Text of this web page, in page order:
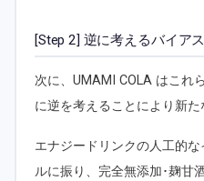
[Step 2] 逆に考えるバイア
次に、UMAMI COLA はこれ
に逆を考えることにより新た
エナジードリンクの人工的
ルに振り、完全無添加･麹甘